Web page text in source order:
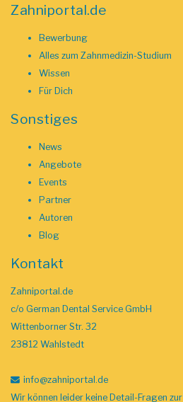
Zahniportal.de
Bewerbung
Alles zum Zahnmedizin-Studium
Wissen
Für Dich
Sonstiges
News
Angebote
Events
Partner
Autoren
Blog
Kontakt
Zahniportal.de
c/o German Dental Service GmbH
Wittenborner Str. 32
23812 Wahlstedt
info@zahniportal.de
Wir können leider keine Detail-Fragen